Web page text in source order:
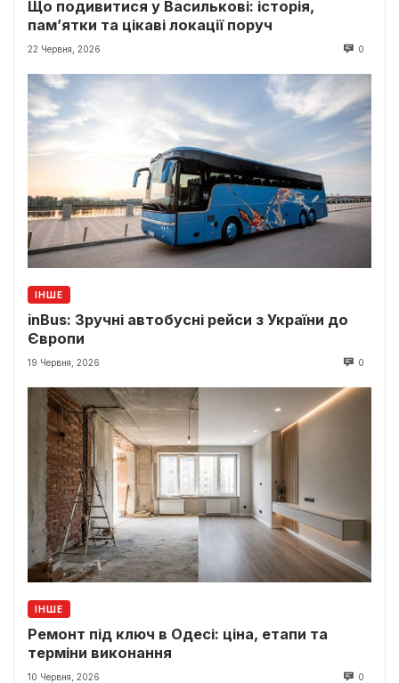
Що подивитися у Василькові: історія,
пам’ятки та цікаві локації поруч
22 Червня, 2026 0
ІНШЕ
inBus: Зручні автобусні рейси з України до
Європи
19 Червня, 2026 0
ІНШЕ
Ремонт під ключ в Одесі: ціна, етапи та
терміни виконання
10 Червня, 2026 0